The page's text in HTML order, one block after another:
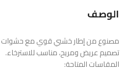
الوصف
مصنوع من إطار خشبي قوي مع حشوات
تصميم عريض ومريح، مناسب للاسترخاء.
المقاسات المتاحة: